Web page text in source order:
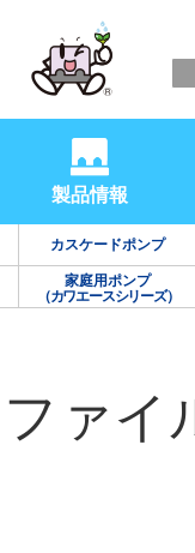
製品情報
カスケードポンプ
家庭用ポンプ
（カワエースシリーズ）
ァイ